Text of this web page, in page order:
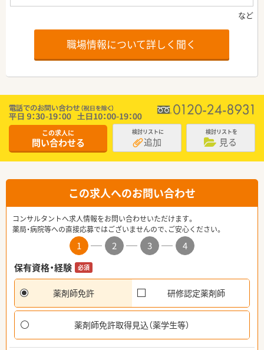
職場情報について詳しく聞く
この求人に
問い合わせる
検討リストに
追加
検討リストを
見る
この求人へのお問い合わせ
コンサルタントへ求人情報をお問い合わせいただけます。
薬局・病院等への直接応募ではございませんので、ご安心ください。
1 2 3
4
保有資格・経験
必須
薬剤師免許 研修認定薬剤師
薬剤師免許取得見込（薬学生等）